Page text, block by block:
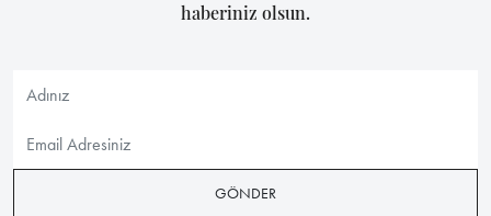
haberiniz olsun.
GÖNDER